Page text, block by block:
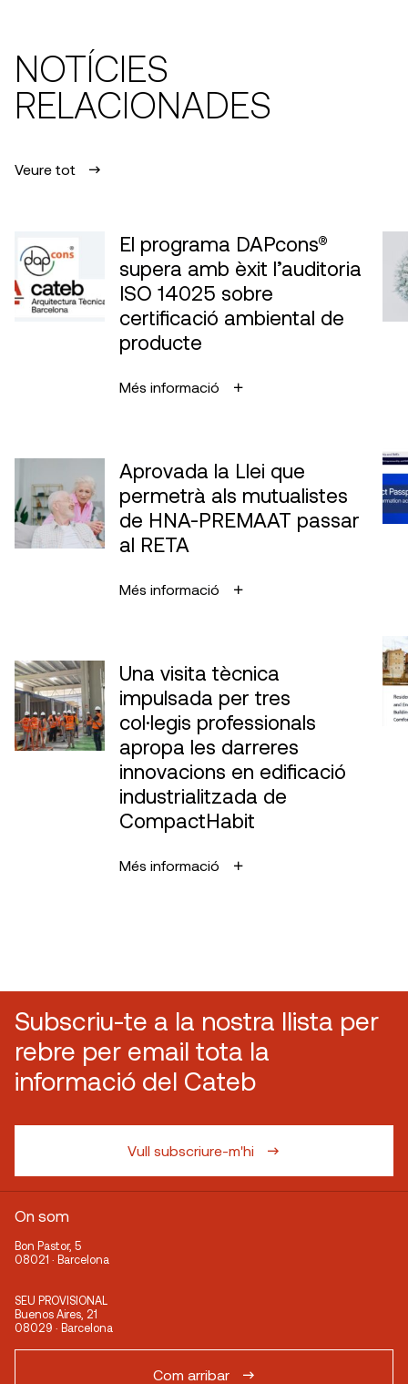
NOTÍCIES
RELACIONADES
Veure tot
El programa DAPcons®
supera amb èxit l’auditoria
ISO 14025 sobre
certificació ambiental de
producte
Més informació
Aprovada la Llei que
permetrà als mutualistes
de HNA-PREMAAT passar
al RETA
Més informació
Una visita tècnica
impulsada per tres
col·legis professionals
apropa les darreres
innovacions en edificació
industrialitzada de
CompactHabit
Més informació
Subscriu-te a la nostra llista per
rebre per email tota la
informació del Cateb
Vull subscriure-m'hi
On som
Bon Pastor, 5
08021 · Barcelona
SEU PROVISIONAL
Buenos Aires, 21
08029 · Barcelona
Com arribar